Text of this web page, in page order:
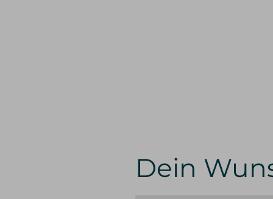
Dein